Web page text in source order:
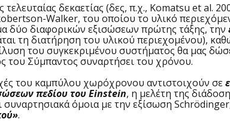
δεκαετίας (δες, π.χ., Komatsu et al.
Walker, του οποίου το υλικό
δύο διαφορικών εξισώσεων πρώτης τάξης, την
τη διατήρηση του υλικού περιεχομένου),
του συγκεκριμένου συστήματος θα μας
του Σύμπαντος συναρτήσει του χρόνου.
του καμπύλου χωρόχρονου αντιστοιχούν σε
πεδίου του Einstein, η μελέτη της
συναρτησιακά όμοια με την εξίσωση
.